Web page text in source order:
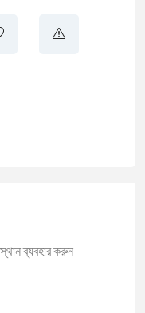
ব্যবহার করুন